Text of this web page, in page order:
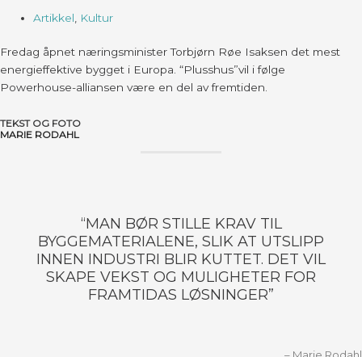
Artikkel Kultur
Fredag åpnet næringsminister Torbjørn Røe Isaksen det mest
energieffektive bygget i Europa. “Plusshus”vil i følge
Powerhouse-alliansen være en del av fremtiden.
TEKST OG FOTO
MARIE RODAHL
“MAN BØR STILLE KRAV TIL
BYGGEMATERIALENE, SLIK AT UTSLIPP
INNEN INDUSTRI BLIR KUTTET. DET VIL
SKAPE VEKST OG MULIGHETER FOR
FRAMTIDAS LØSNINGER”